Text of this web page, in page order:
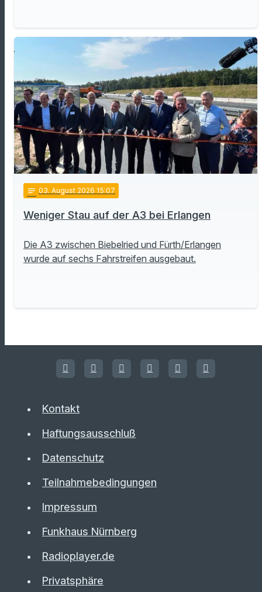
notes 03. August 2026 15:07
Weniger Stau auf der A3 bei Erlangen
Die A3 zwischen Biebelried und Fürth/Erlangen
wurde auf sechs Fahrstreifen ausgebaut.
Kontakt
Haftungsausschluß
Datenschutz
Teilnahmebedingungen
Impressum
Funkhaus Nürnberg
Radioplayer.de
Privatsphäre